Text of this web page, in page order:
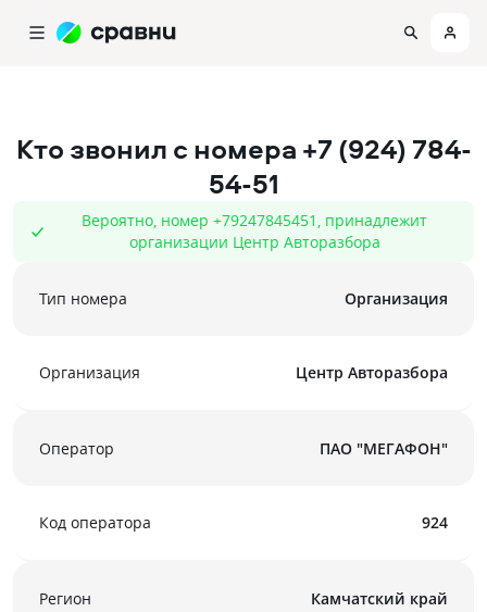
Кто звонил с номера +7 (924) 784-
54-51
Вероятно, номер +79247845451, принадлежит
организации Центр Авторазбора
Тип номера Организация
Организация Центр Авторазбора
Оператор ПАО "МЕГАФОН"
Код оператора 924
Регион Камчатский край